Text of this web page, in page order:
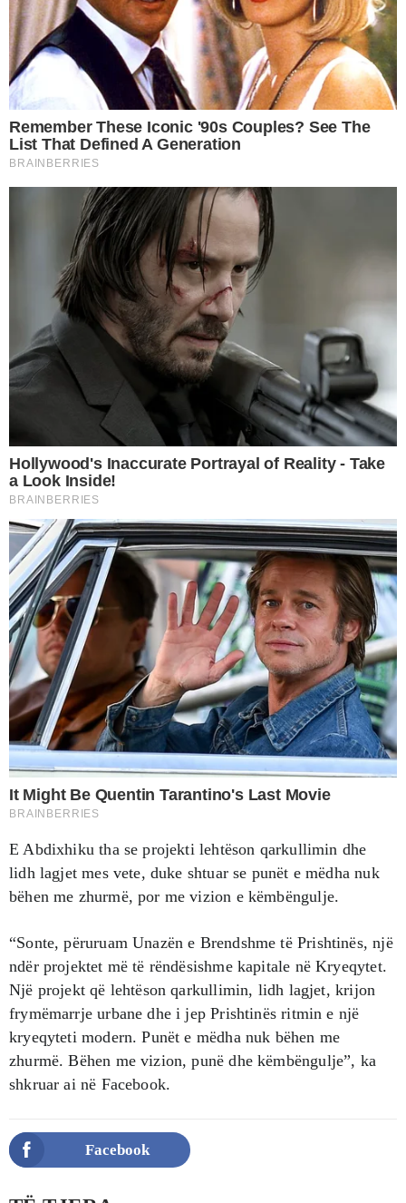
E Abdixhiku tha se projekti lehtëson qarkullimin dhe
lidh lagjet mes vete, duke shtuar se punët e mëdha nuk
bëhen me zhurmë, por me vizion e këmbëngulje.
“Sonte, përuruam Unazën e Brendshme të Prishtinës, një
ndër projektet më të rëndësishme kapitale në Kryeqytet.
Një projekt që lehtëson qarkullimin, lidh lagjet, krijon
frymëmarrje urbane dhe i jep Prishtinës ritmin e një
kryeqyteti modern. Punët e mëdha nuk bëhen me
zhurmë. Bëhen me vizion, punë dhe këmbëngulje”, ka
shkruar ai në Facebook.
Facebook